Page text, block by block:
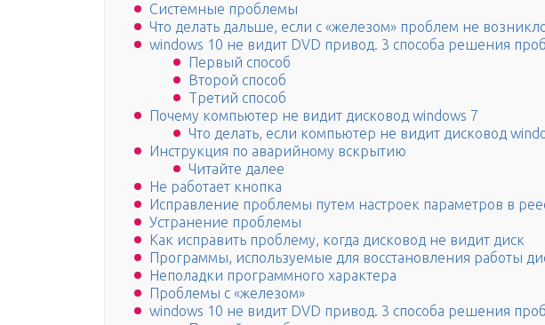
Системные проблемы
Что делать дальше, если с «железом» проблем не
windows 10 не видит DVD привод. 3 способа решения
Первый способ
Второй способ
Третий способ
Почему компьютер не видит дисковод windows 7
Что делать, если компьютер не видит дисковод
Инструкция по аварийному вскрытию
Читайте далее
Не работает кнопка
Исправление проблемы путем настроек параметров в
Устранение проблемы
Как исправить проблему, когда дисковод не видит диск
Программы, используемые для восстановления работы
Неполадки программного характера
Проблемы с «железом»
windows 10 не видит DVD привод. 3 способа решения